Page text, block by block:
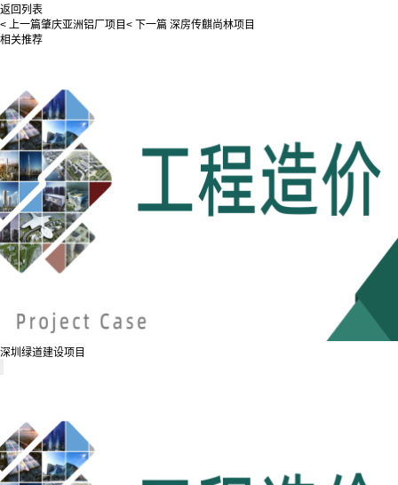
返回列表
< 上一篇肇庆亚洲铝厂项目 < 下一篇 深房传麒尚林项目
相关推荐
深圳绿道建设项目